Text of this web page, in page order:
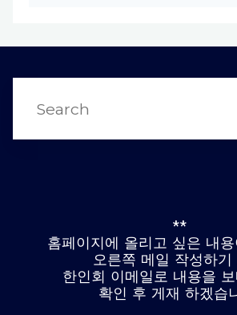
**
홈페이지에 올리고 싶은 내
오른쪽 메일 작성하기
한인회 이메일로 내용을
확인 후 게재 하겠습